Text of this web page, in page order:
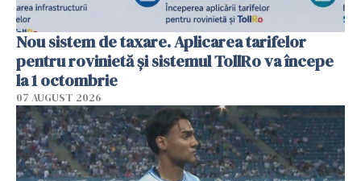
Nou sistem de taxare. Aplicarea tarifelor
pentru rovinietă şi sistemul TollRo va începe
la 1 octombrie
07 AUGUST 2026